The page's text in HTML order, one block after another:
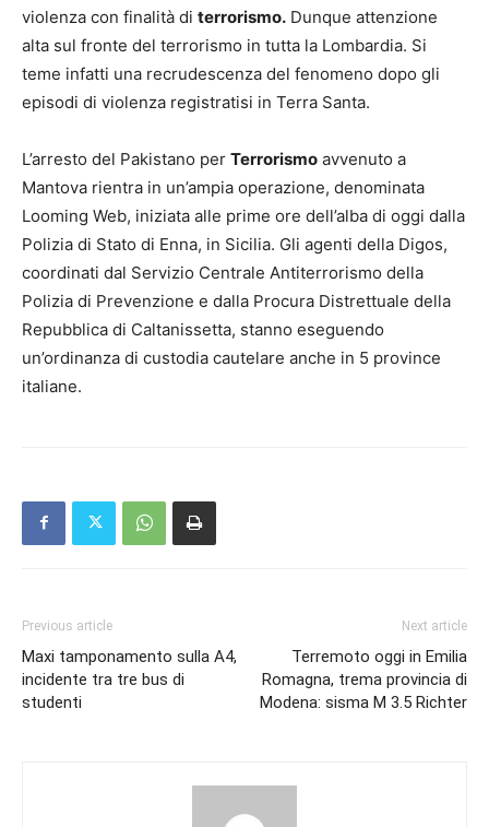
violenza con finalità di terrorismo. Dunque attenzione
alta sul fronte del terrorismo in tutta la Lombardia. Si
teme infatti una recrudescenza del fenomeno dopo gli
episodi di violenza registratisi in Terra Santa.
L’arresto del Pakistano per Terrorismo avvenuto a
Mantova rientra in un’ampia operazione, denominata
Looming Web, iniziata alle prime ore dell’alba di oggi dalla
Polizia di Stato di Enna, in Sicilia. Gli agenti della Digos,
coordinati dal Servizio Centrale Antiterrorismo della
Polizia di Prevenzione e dalla Procura Distrettuale della
Repubblica di Caltanissetta, stanno eseguendo
un’ordinanza di custodia cautelare anche in 5 province
italiane.
Previous article
Maxi tamponamento sulla A4,
incidente tra tre bus di
studenti
Next article
Terremoto oggi in Emilia
Romagna, trema provincia di
Modena: sisma M 3.5 Richter